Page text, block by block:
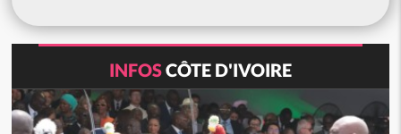
INFOSCÔTE D'IVOIRE